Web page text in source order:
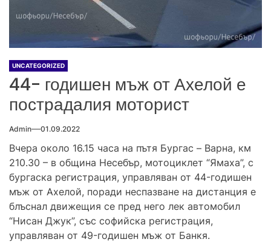
UNCATEGORIZED
44- годишен мъж от Ахелой е
пострадалия моторист
Admin 01.09.2022
Вчера около 16.15 часа на пътя Бургас – Варна, км
210.30 – в община Несебър, мотоциклет “Ямаха”, с
бургаска регистрация, управляван от 44-годишен
мъж от Ахелой, поради неспазване на дистанция е
блъснал движещия се пред него лек автомобил
“Нисан Джук”, със софийска регистрация,
управляван от 49-годишен мъж от Банкя.